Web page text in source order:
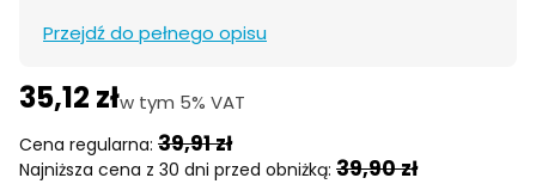
Przejdź do pełnego opisu
35,12 złw tym 5% VAT
w tym 5% VAT
Cena regularna: 39,91 zł
Najniższa cena z 30 dni przed obniżką: 39,90 zł